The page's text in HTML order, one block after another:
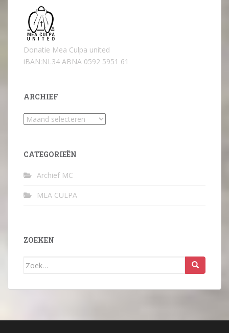
Donatie Mea Culpa united
iBAN:NL34 ABNA 0592 5951 61
ARCHIEF
Archief
CATEGORIEËN
Archief MC
MEA CULPA
ZOEKEN
Zoek